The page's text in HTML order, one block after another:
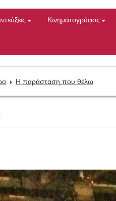
Κινηματογράφος
Η παράσταση που θέλω